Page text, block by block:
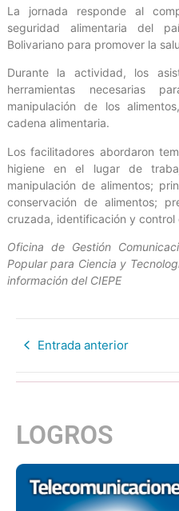
La jornada responde al
seguridad alimentaria del
Bolivariano para promover la
Durante la actividad, los
herramientas necesarias
manipulación de los
cadena alimentaria.
Los facilitadores abordaron
higiene en el lugar de
manipulación de alimentos;
conservación de alimentos;
cruzada, identificación y control
Oficina de Gestión
Popular para Ciencia y
información del CIEPE
Entrada anterior
LOGROS